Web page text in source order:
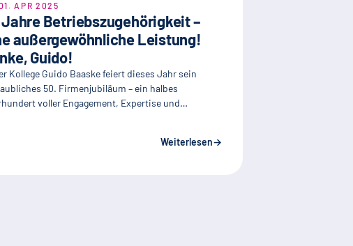
APR 2025
Betriebszugehörigkeit –
außergewöhnliche Leistung!
Guido!
Kollege Guido Baaske feiert dieses Jahr sein
50. Firmenjubiläum – ein halbes
voller Engagement, Expertise und…
Weiterlesen→